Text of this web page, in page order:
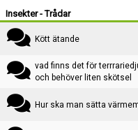
Insekter - Trådar
Kött ätande
vad finns det för
och behöver liten skötsel
Hur ska man sätta
Användarnamn:
Lösenord: